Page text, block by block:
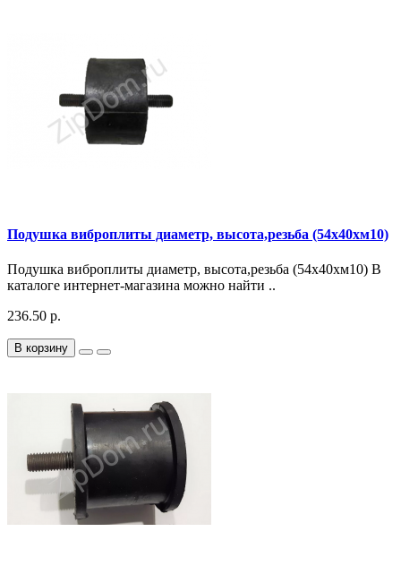
Подушка виброплиты диаметр, высота,резьба (54х40хм10)
Подушка виброплиты диаметр, высота,резьба (54х40хм10) В
каталоге интернет-магазина можно найти ..
236.50 р.
В корзину